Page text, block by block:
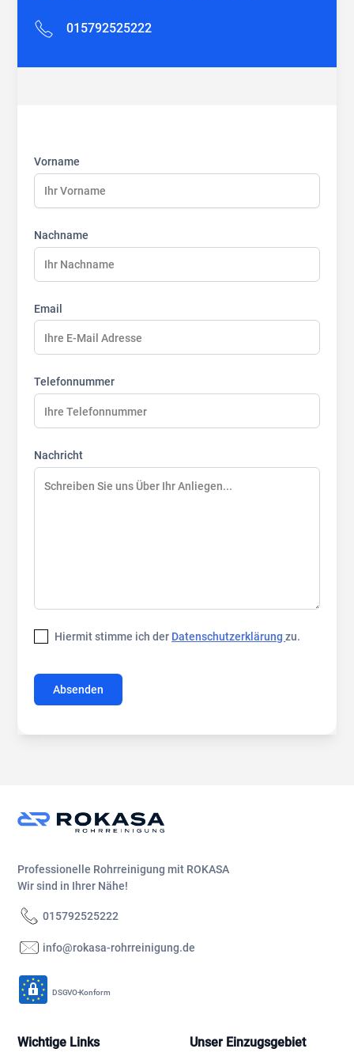
015792525222
name:
name:
name:
Vorname
Nachname
Email
Telefonnummer
Nachricht
Hiermit stimme ich der Datenschutzerklärungzu.
Professionelle Rohrreinigung mit ROKASA
Wir sind in Ihrer Nähe!
015792525222
info@rokasa-rohrreinigung.de
DSGVO-Konform
Wichtige Links Unser Einzugsgebiet